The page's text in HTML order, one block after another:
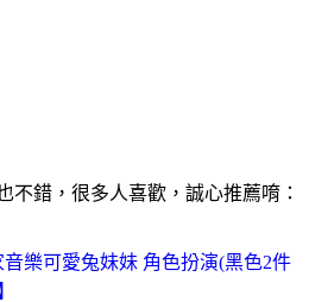
不錯，很多人喜歡，誠心推薦唷：
音樂可愛兔妹妹 角色扮演(黑色2件